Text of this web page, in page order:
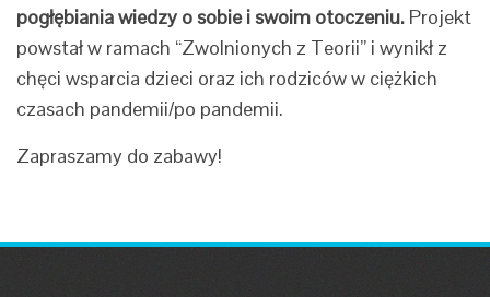
pogłębiania wiedzy o sobie i swoim otoczeniu. Projekt
powstał w ramach “Zwolnionych z Teorii” i wynikł z
chęci wsparcia dzieci oraz ich rodziców w ciężkich
czasach pandemii/po pandemii.
Zapraszamy do zabawy!